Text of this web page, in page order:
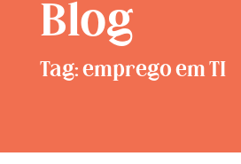
Blog
Tag: emprego em TI